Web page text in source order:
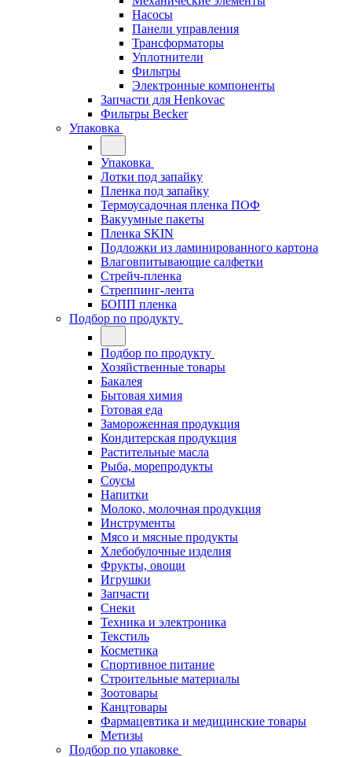
Насосы
Панели управления
Трансформаторы
Уплотнители
Фильтры
Электронные компоненты
Запчасти для Henkovac
Фильтры Becker
Упаковка
Упаковка
Лотки под запайку
Пленка под запайку
Термоусадочная пленка ПОФ
Вакуумные пакеты
Пленка SKIN
Подложки из ламинированного картона
Влаговпитывающие салфетки
Стрейч-пленка
Стреппинг-лента
БОПП пленка
Подбор по продукту
Подбор по продукту
Хозяйственные товары
Бакалея
Бытовая химия
Готовая еда
Замороженная продукция
Кондитерская продукция
Растительные масла
Рыба, морепродукты
Соусы
Напитки
Молоко, молочная продукция
Инструменты
Мясо и мясные продукты
Хлебобулочные изделия
Фрукты, овощи
Игрушки
Запчасти
Снеки
Техника и электроника
Текстиль
Косметика
Спортивное питание
Строительные материалы
Зоотовары
Канцтовары
Фармацевтика и медицинские товары
Метизы
Подбор по упаковке